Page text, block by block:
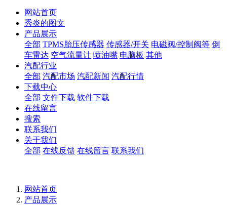
网站首页
秀炎的图文
产品展示
全部 TPMS胎压传感器 传感器/开关 电磁阀/控制阀等 倒
车雷达 空气流量计 喷油嘴 电脑板 其他
汽配行业
全部 汽配市场 汽配新闻 汽配行情
下载中心
全部 文件下载 软件下载
在线留言
搜索
联系我们
关于我们
全部 在线反馈 在线留言 联系我们
网站首页
产品展示